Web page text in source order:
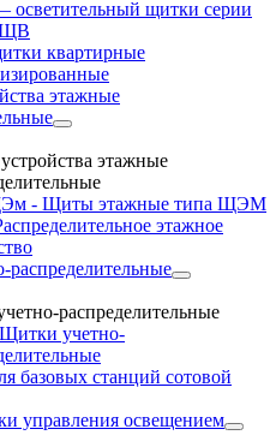
щитки серии
квартирные
этажные
этажные
- Щиты этажные типа ЩЭМ
этажное
распределительные
учетно-
базовых станций сотовой
управления освещением